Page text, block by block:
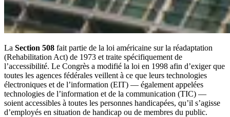
La Section 508 fait partie de la loi américaine sur la réadaptation
(Rehabilitation Act) de 1973 et traite spécifiquement de
l’accessibilité. Le Congrès a modifié la loi en 1998 afin d’exiger que
toutes les agences fédérales veillent à ce que leurs technologies
électroniques et de l’information (EIT) — également appelées
technologies de l’information et de la communication (TIC) —
soient accessibles à toutes les personnes handicapées, qu’il s’agisse
d’employés en situation de handicap ou de membres du public.